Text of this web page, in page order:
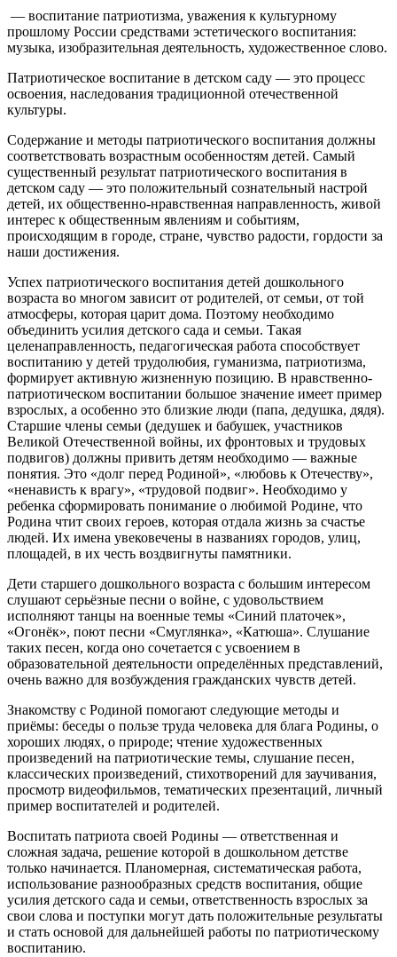
— воспитание патриотизма, уважения к культурному
прошлому России средствами эстетического воспитания:
музыка, изобразительная деятельность, художественное слово.
Патриотическое воспитание в детском саду — это процесс
освоения, наследования традиционной отечественной
культуры.
Содержание и методы патриотического воспитания должны
соответствовать возрастным особенностям детей. Самый
существенный результат патриотического воспитания в
детском саду — это положительный сознательный настрой
детей, их общественно-нравственная направленность, живой
интерес к общественным явлениям и событиям,
происходящим в городе, стране, чувство радости, гордости за
наши достижения.
Успех патриотического воспитания детей дошкольного
возраста во многом зависит от родителей, от семьи, от той
атмосферы, которая царит дома. Поэтому необходимо
объединить усилия детского сада и семьи. Такая
целенаправленность, педагогическая работа способствует
воспитанию у детей трудолюбия, гуманизма, патриотизма,
формирует активную жизненную позицию. В нравственно-
патриотическом воспитании большое значение имеет пример
взрослых, а особенно это близкие люди (папа, дедушка, дядя).
Старшие члены семьи (дедушек и бабушек, участников
Великой Отечественной войны, их фронтовых и трудовых
подвигов) должны привить детям необходимо — важные
понятия. Это «долг перед Родиной», «любовь к Отечеству»,
«ненависть к врагу», «трудовой подвиг». Необходимо у
ребенка сформировать понимание о любимой Родине, что
Родина чтит своих героев, которая отдала жизнь за счастье
людей. Их имена увековечены в названиях городов, улиц,
площадей, в их честь воздвигнуты памятники.
Дети старшего дошкольного возраста с большим интересом
слушают серьёзные песни о войне, с удовольствием
исполняют танцы на военные темы «Синий платочек»,
«Огонёк», поют песни «Смуглянка», «Катюша». Слушание
таких песен, когда оно сочетается с усвоением в
образовательной деятельности определённых представлений,
очень важно для возбуждения гражданских чувств детей.
Знакомству с Родиной помогают следующие методы и
приёмы: беседы о пользе труда человека для блага Родины, о
хороших людях, о природе; чтение художественных
произведений на патриотические темы, слушание песен,
классических произведений, стихотворений для заучивания,
просмотр видеофильмов, тематических презентаций, личный
пример воспитателей и родителей.
Воспитать патриота своей Родины — ответственная и
сложная задача, решение которой в дошкольном детстве
только начинается. Планомерная, систематическая работа,
использование разнообразных средств воспитания, общие
усилия детского сада и семьи, ответственность взрослых за
свои слова и поступки могут дать положительные результаты
и стать основой для дальнейшей работы по патриотическому
воспитанию.